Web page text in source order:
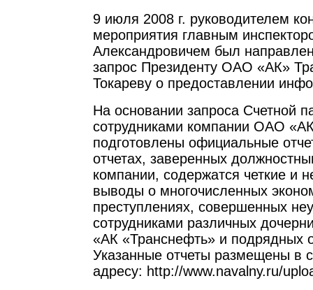
9 июля 2008 г. руководителем
мероприятия главным
Александровичем был
запрос Президенту ОАО «АК»
Токареву о предоставлении
На основании запроса Счетной
сотрудниками компании ОАО
подготовлены официальные
отчетах, заверенных
компании, содержатся четкие и
выводы о многочисленных
преступлениях, совершенных
сотрудниками различных
«АК «Транснефть» и подрядных
Указанные отчеты размещены в
адресу: http://www.navalny.ru/